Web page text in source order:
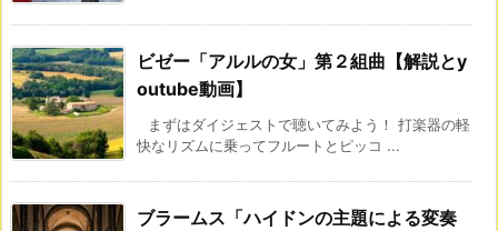
ビゼー「アルルの女」第２組曲【解説とy
outube動画】
まずはダイジェストで聴いてみよう！ 打楽器の軽
快なリズムに乗ってフルートとピッコ ...
ブラームス「ハイドンの主題による変奏